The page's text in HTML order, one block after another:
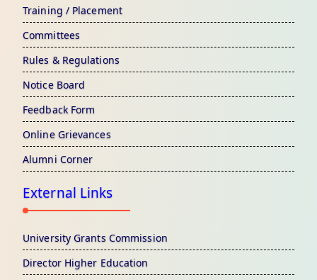
Training / Placement
Committees
Rules & Regulations
Notice Board
Feedback Form
Online Grievances
Alumni Corner
External Links
University Grants Commission
Director Higher Education